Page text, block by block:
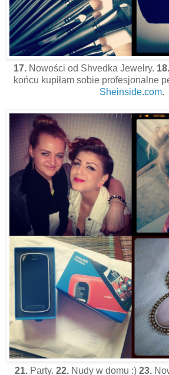
17. Nowości od Shvedka Jewelry. 18.
końcu kupiłam sobie profesjonalne
Sheinside.com.
21. Party. 22. Nudy w domu :) 23.